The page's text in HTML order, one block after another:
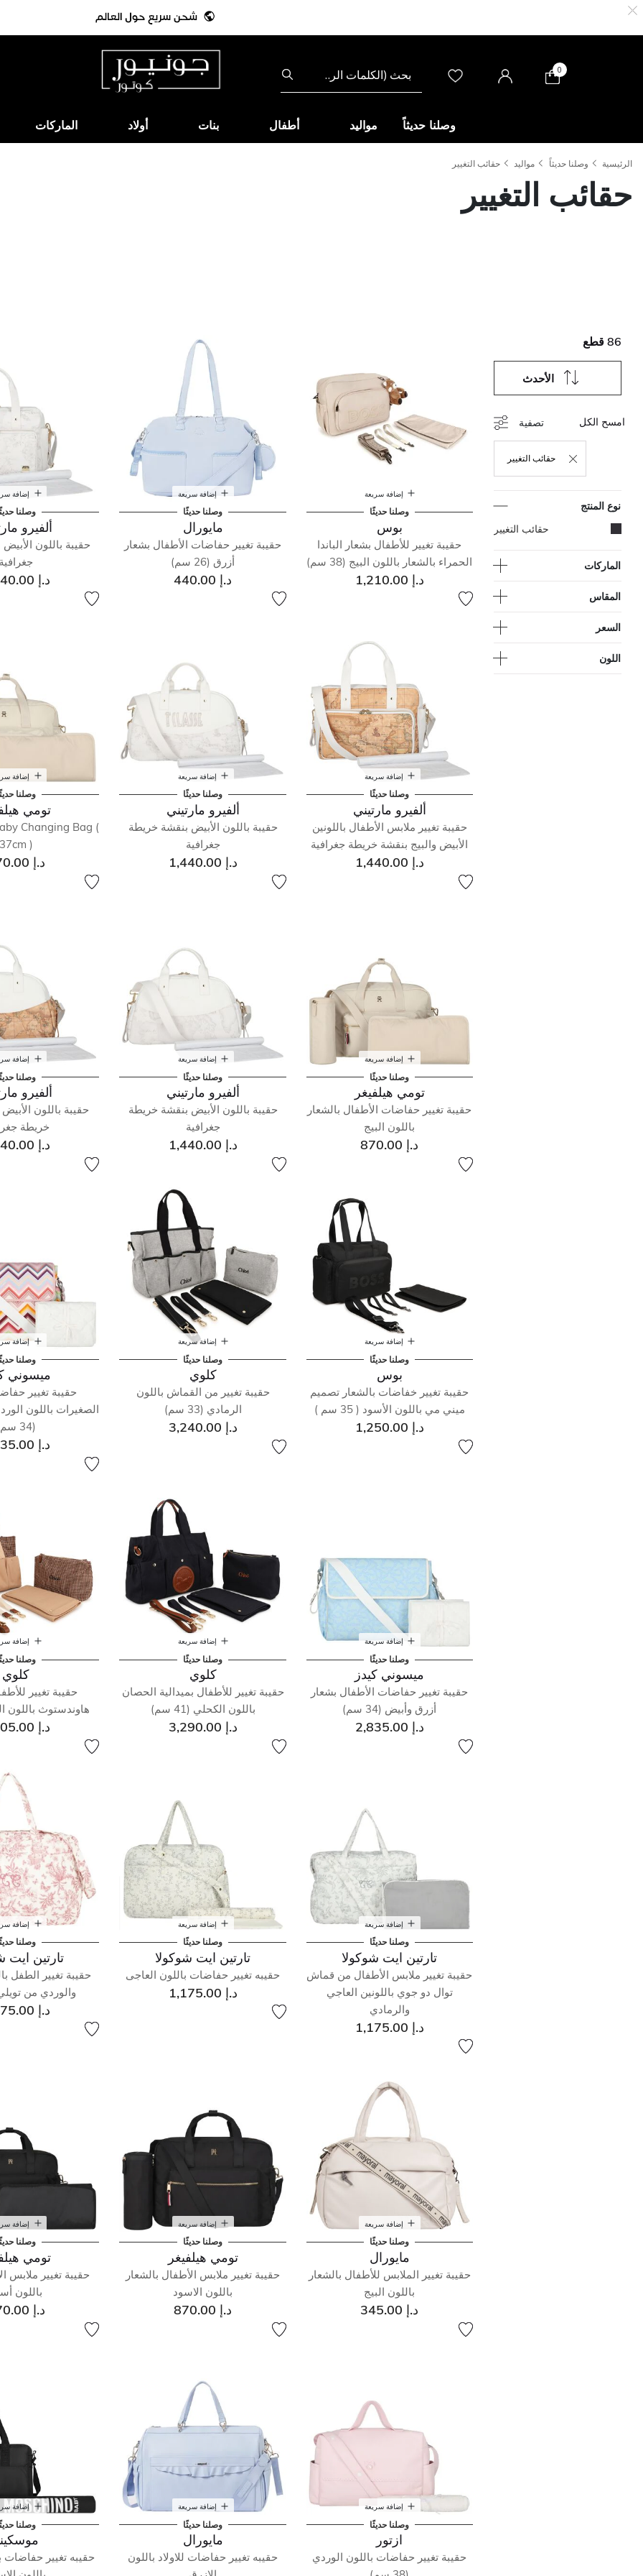
0
وصلنا حديثاً مواليد أطفال بنات أولاد الماركات
الرئيسية وصلنا حديثاً مواليد حقائب التغيير
حقائب التغيير
86 قطع
الأحدث
تصفية
حقائب التغيير
امسح الكل
نوع المنتج
حقائب التغيير
الماركات
المقاس
السعر
اللون
إضافة سريعة
وصلنا حديثًا
بوس
حقيبة تغيير للأطفال بشعار الباندا
الحمراء بالشعار باللون البيج (38 سم)
د.إ 1,210.00
إضافة سريعة
وصلنا حديثًا
مايورال
حقيبة تغيير حفاضات الأطفال بشعار
أزرق (26 سم)
د.إ 440.00
إضافة
وصلنا
ألفيرو
حقيبة باللون
د.إ 1,440.00
إضافة سريعة
وصلنا حديثًا
ألفيرو مارتيني
حقيبة تغيير ملابس الأطفال باللونين
الأبيض والبيج بنقشة خريطة جغرافية
د.إ 1,440.00
إضافة سريعة
وصلنا حديثًا
ألفيرو مارتيني
حقيبة باللون الأبيض بنقشة خريطة
جغرافية
د.إ 1,440.00
إضافة
وصلنا
تومي
Changing Bag (
)
د.إ 870.00
إضافة سريعة
وصلنا حديثًا
تومي هيلفيغر
حقيبة تغيير حفاضات الأطفال بالشعار
باللون البيج
د.إ 870.00
إضافة سريعة
وصلنا حديثًا
ألفيرو مارتيني
حقيبة باللون الأبيض بنقشة خريطة
جغرافية
د.إ 1,440.00
إضافة
وصلنا
ألفيرو
حقيبة باللون
خريطة
د.إ 1,440.00
إضافة سريعة
وصلنا حديثًا
بوس
حقيبة تغيير خفاضات بالشعار تصميم
ميني مي باللون الأسود ( 35 سم )
د.إ 1,250.00
إضافة سريعة
وصلنا حديثًا
كلوي
حقيبة تغيير من القماش باللون
الرمادي (33 سم)
د.إ 3,240.00
إضافة
وصلنا
ميسوني
حقيبة تغيير
الصغيرات باللون
(34 سم)
د.إ 2,835.00
إضافة سريعة
وصلنا حديثًا
ميسوني كيدز
حقيبة تغيير حفاضات الأطفال بشعار
أزرق وأبيض (34 سم)
د.إ 2,835.00
إضافة سريعة
وصلنا حديثًا
كلوي
حقيبة تغيير للأطفال بميدالية الحصان
باللون الكحلي (41 سم)
د.إ 3,290.00
إضافة
وصلنا
كلوي
حقيبة تغيير
هاوندستوث باللون البيج
د.إ 3,405.00
إضافة سريعة
وصلنا حديثًا
تارتين ايت شوكولا
حقيبة تغيير ملابس الأطفال من قماش
توال دو جوي باللونين العاجي
والرمادي
د.إ 1,175.00
إضافة سريعة
وصلنا حديثًا
تارتين ايت شوكولا
حقيبه تغيير حفاضات باللون العاجى
د.إ 1,175.00
إضافة
وصلنا
تارتين ايت
حقيبة تغيير الطفل
والوردي من
د.إ 1,175.00
إضافة سريعة
وصلنا حديثًا
مايورال
حقيبة تغيير الملابس للأطفال بالشعار
باللون البيج
د.إ 345.00
إضافة سريعة
وصلنا حديثًا
تومي هيلفيغر
حقيبة تغيير ملابس الأطفال بالشعار
باللون الاسود
د.إ 870.00
إضافة
وصلنا
تومي
حقيبة تغيير ملابس
باللون
د.إ 870.00
إضافة سريعة
وصلنا حديثًا
ازتور
حقيبة تغيير حفاضات باللون الوردي
إضافة سريعة
وصلنا حديثًا
مايورال
حقيبه تغيير حفاضات للاولاد باللون
إضافة
وصلنا
حقيبه تغيير حفاضات